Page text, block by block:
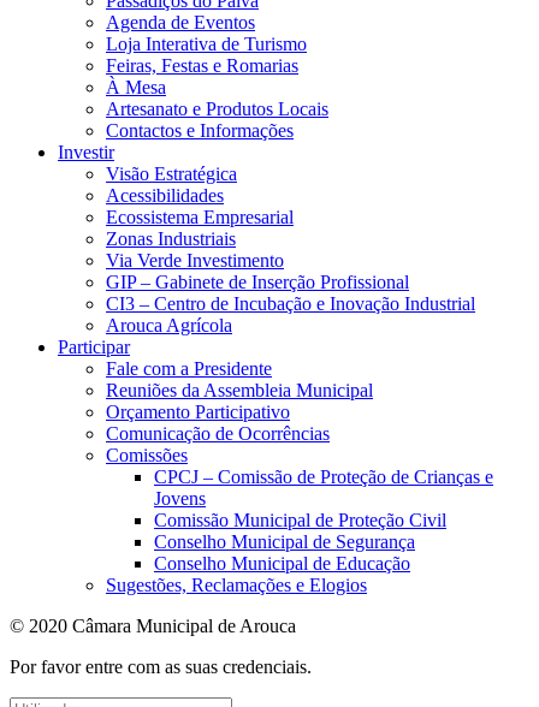
Agenda de Eventos
Loja Interativa de Turismo
Feiras, Festas e Romarias
À Mesa
Artesanato e Produtos Locais
Contactos e Informações
Investir
Visão Estratégica
Acessibilidades
Ecossistema Empresarial
Zonas Industriais
Via Verde Investimento
GIP – Gabinete de Inserção Profissional
CI3 – Centro de Incubação e Inovação Industrial
Arouca Agrícola
Participar
Fale com a Presidente
Reuniões da Assembleia Municipal
Orçamento Participativo
Comunicação de Ocorrências
Comissões
CPCJ – Comissão de Proteção de Crianças e
Jovens
Comissão Municipal de Proteção Civil
Conselho Municipal de Segurança
Conselho Municipal de Educação
Sugestões, Reclamações e Elogios
© 2020 Câmara Municipal de Arouca
Por favor entre com as suas credenciais.